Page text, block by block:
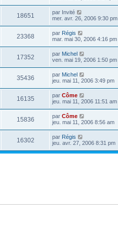
18651 par Invité
mer. avr. 26, 2006 9:30 pm
23368 par Régis
mar. mai 30, 2006 4:16 pm
17352 par Michel
ven. mai 19, 2006 1:50 pm
35436 par Michel
jeu. mai 11, 2006 3:49 pm
16135 par Côme
jeu. mai 11, 2006 11:51 am
15836 par Côme
jeu. mai 11, 2006 8:56 am
16302 par Régis
jeu. avr. 27, 2006 8:31 pm